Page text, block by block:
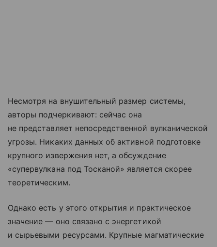
Несмотря на внушительный размер системы,
авторы подчеркивают: сейчас она
не представляет непосредственной вулканической
угрозы. Никаких данных об активной подготовке
крупного извержения нет, а обсуждение
«супервулкана под Тосканой» является скорее
теоретическим.
Однако есть у этого открытия и практическое
значение — оно связано с энергетикой
и сырьевыми ресурсами. Крупные магматические